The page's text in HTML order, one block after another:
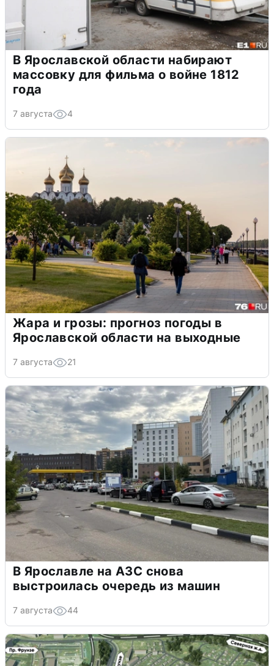
В Ярославской области набирают
массовку для фильма о войне 1812
года
7 августа 4
Жара и грозы: прогноз погоды в
Ярославской области на выходные
7 августа 21
В Ярославле на АЗС снова
выстроилась очередь из машин
7 августа 44